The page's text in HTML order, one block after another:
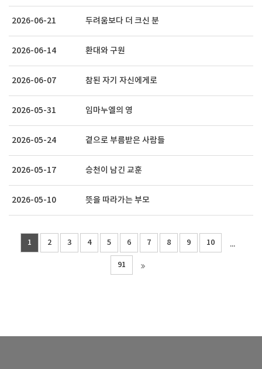
2026-06-21 두려움보다 더 크신 분
2026-06-14 환대와 구원
2026-06-07 참된 자기 자신에게로
2026-05-31 임마누엘의 영
2026-05-24 곁으로 부름받은 사람들
2026-05-17 승천이 남긴 교훈
2026-05-10 뜻을 따라가는 부모
1 2 3 4 5 6 7 8 9 10 ...
91